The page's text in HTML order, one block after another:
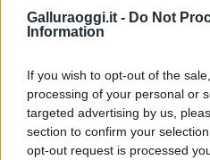
Galluraoggi.it - Do Not
Information
If you wish to opt-out of the
processing of your personal or
targeted advertising by us,
section to confirm your
opt-out request is processed
da Google